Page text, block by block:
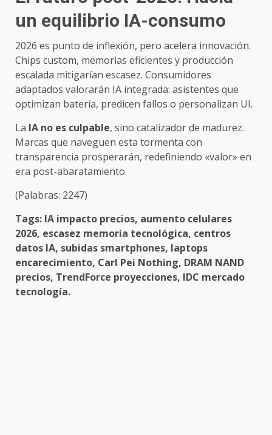
un equilibrio IA-consumo
2026 es punto de inflexión, pero acelera innovación.
Chips custom, memorias eficientes y producción
escalada mitigarían escasez. Consumidores
adaptados valorarán IA integrada: asistentes que
optimizan batería, predicen fallos o personalizan UI.
La IA no es culpable, sino catalizador de madurez.
Marcas que naveguen esta tormenta con
transparencia prosperarán, redefiniendo «valor» en
era post-abaratamiento.
(Palabras: 2247)
Tags: IA impacto precios, aumento celulares
2026, escasez memoria tecnológica, centros
datos IA, subidas smartphones, laptops
encarecimiento, Carl Pei Nothing, DRAM NAND
precios, TrendForce proyecciones, IDC mercado
tecnología.